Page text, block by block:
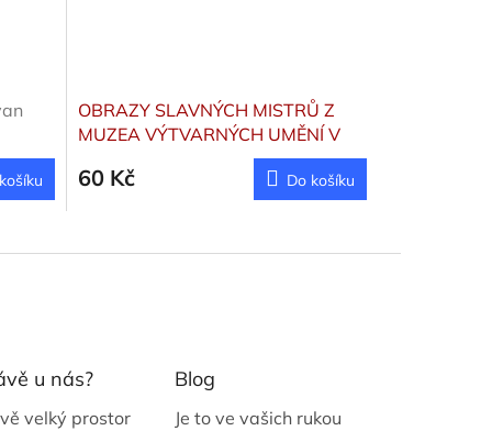
OBRAZY SLAVNÝCH MISTRŮ Z
MUZEA VÝTVARNÝCH UMĚNÍ V
Garasová Klára
60 Kč Do košíku
u nás?
velký prostor
Blog
Je to ve vašich rukou